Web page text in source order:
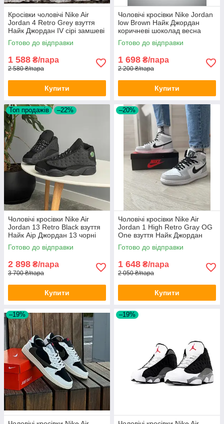
Кросівки чоловічі Nike Air
Jordan 4 Retro Grey взуття
Найк Джордан IV сірі замшеві
Готово до відправки
1 588 ₴/пара
2 580 ₴/пара
Купити
Чоловічі кросівки Nike Jordan
low Brown Найк Джордан
коричневі шоколад весна
осінь
Готово до відправки
1 698 ₴/пара
2 200 ₴/пара
Купити
Топ продажів –22%
Чоловічі кросівки Nike Air
Jordan 13 Retro Black взуття
Найк Аір Джордан 13 чорні
Готово до відправки
2 898 ₴/пара
3 700 ₴/пара
Купити
–20%
Чоловічі кросівки Nike Air
Jordan 1 High Retro Gray OG
One взуття Найк Джордан
високі сірі шкіряні осінь весна
Готово до відправки
1 648 ₴/пара
2 050 ₴/пара
Купити
–19% –19%